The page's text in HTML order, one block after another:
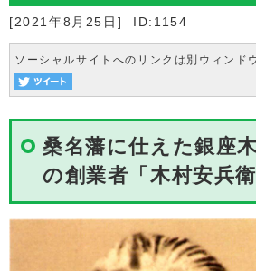
[2021年8月25日] ID:1154
ソーシャルサイトへのリンクは別ウィンド
桑名藩に仕えた銀座
の創業者「木村安兵衛